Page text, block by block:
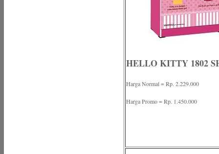
HELLO KITTY 1802
Harga Normal = Rp. 2.229.000
Harga Promo = Rp. 1.450.000